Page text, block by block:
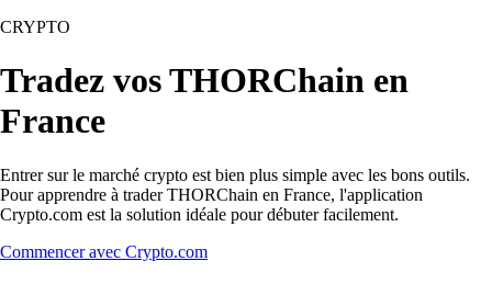
CRYPTO
Tradez vos THORChain en
France
Entrer sur le marché crypto est bien plus simple avec les bons outils.
Pour apprendre à trader THORChain en France, l'application
Crypto.com est la solution idéale pour débuter facilement.
Commencer avec Crypto.com